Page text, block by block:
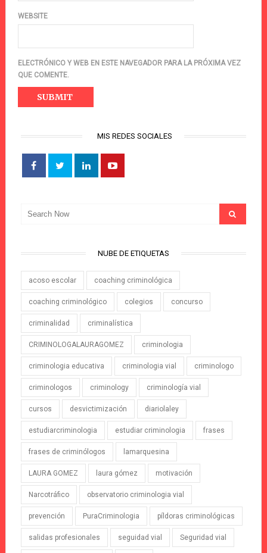
WEBSITE
ELECTRÓNICO Y WEB EN ESTE NAVEGADOR PARA LA PRÓXIMA VEZ
QUE COMENTE.
MIS REDES SOCIALES
NUBE DE ETIQUETAS
acoso escolar coaching criminológica
coaching criminológico colegios concurso
criminalidad criminalística
CRIMINOLOGALAURAGOMEZ criminologia
criminologia educativa criminologia vial criminologo
criminologos criminology criminología vial
cursos desvictimización diariolaley
estudiarcriminologia estudiar criminologia frases
frases de criminólogos lamarquesina
LAURA GOMEZ laura gómez motivación
Narcotráfico observatorio criminologia vial
prevención PuraCriminologia píldoras criminológicas
salidas profesionales seguidad vial Seguridad vial